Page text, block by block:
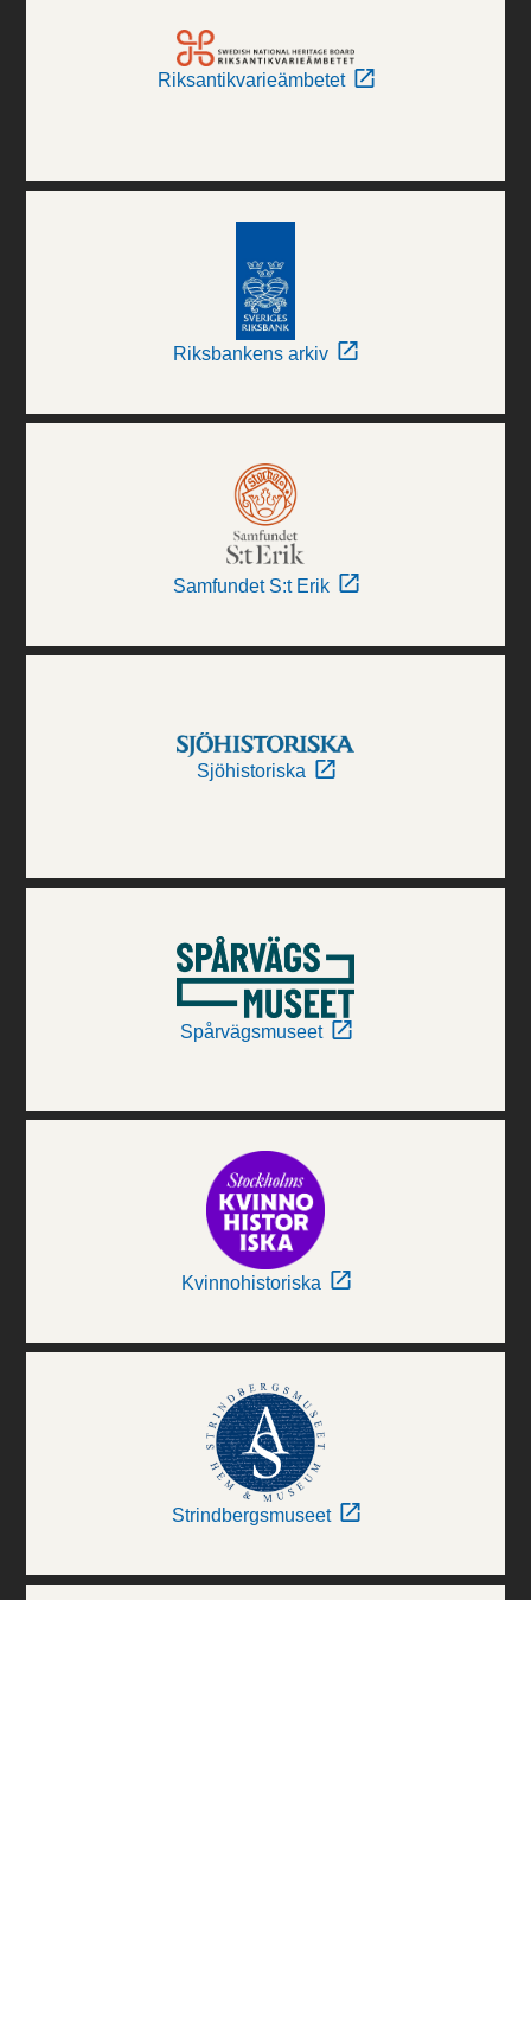
Riksantikvarieämbetet
Riksbankens arkiv
Samfundet S:t Erik
Sjöhistoriska
Spårvägsmuseet
Kvinnohistoriska
Strindbergsmuseet